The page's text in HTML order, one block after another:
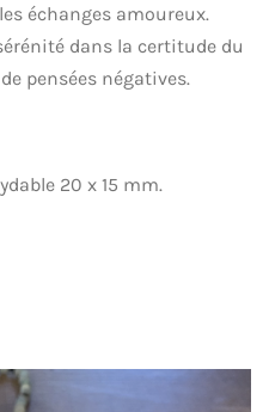
échanges amoureux.
dans la certitude du
pensées négatives.
20 x 15 mm.